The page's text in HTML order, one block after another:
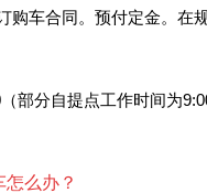
车合同。预付定金。在
部分自提点工作时间为
怎么办？